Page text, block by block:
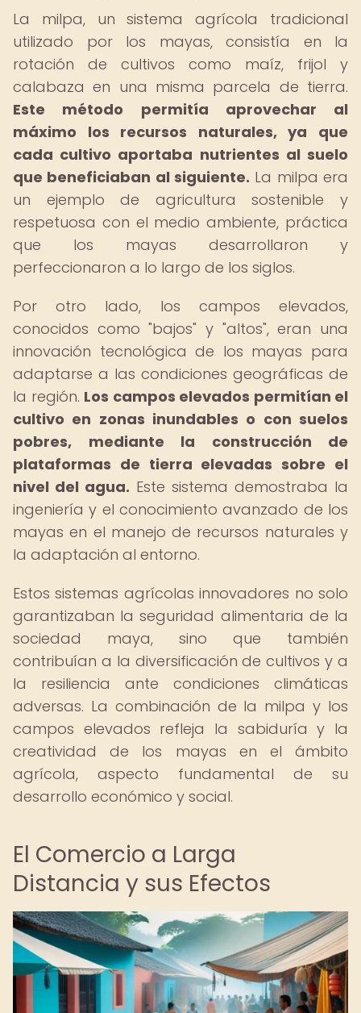
La milpa, un sistema agrícola tradicional
utilizado por los mayas, consistía en la
rotación de cultivos como maíz, frijol y
calabaza en una misma parcela de tierra.
Este método permitía aprovechar al
máximo los recursos naturales, ya que
cada cultivo aportaba nutrientes al suelo
que beneficiaban al siguiente. La milpa era
un ejemplo de agricultura sostenible y
respetuosa con el medio ambiente, práctica
que los mayas desarrollaron y
perfeccionaron a lo largo de los siglos.
Por otro lado, los campos elevados,
conocidos como "bajos" y "altos", eran una
innovación tecnológica de los mayas para
adaptarse a las condiciones geográficas de
la región. Los campos elevados permitían el
cultivo en zonas inundables o con suelos
pobres, mediante la construcción de
plataformas de tierra elevadas sobre el
nivel del agua. Este sistema demostraba la
ingeniería y el conocimiento avanzado de los
mayas en el manejo de recursos naturales y
la adaptación al entorno.
Estos sistemas agrícolas innovadores no solo
garantizaban la seguridad alimentaria de la
sociedad maya, sino que también
contribuían a la diversificación de cultivos y a
la resiliencia ante condiciones climáticas
adversas. La combinación de la milpa y los
campos elevados refleja la sabiduría y la
creatividad de los mayas en el ámbito
agrícola, aspecto fundamental de su
desarrollo económico y social.
El Comercio a Larga
Distancia y sus Efectos